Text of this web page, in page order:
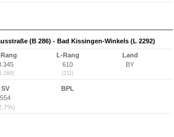
(B 286) - Bad Kissingen-Winkels (L 2292)
Rang
L-Rang
610
(211)
Land
BY
SV
554
BPL